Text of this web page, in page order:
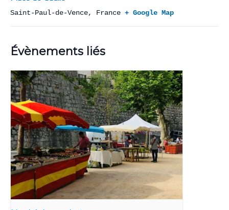
Saint-Paul-de-Vence, France + Google Map
Évènements liés